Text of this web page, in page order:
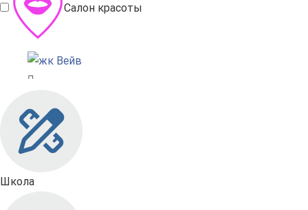
Салон красоты
Школа